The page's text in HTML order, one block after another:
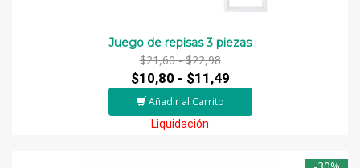
Juego de repisas 3 piezas
$21,60 -$22,98
$10,80 - $11,49
Añadir al Carrito
Liquidación